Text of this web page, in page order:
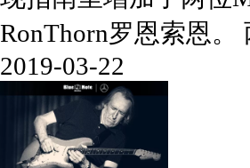
RonThorn罗恩索恩。
2019-03-22